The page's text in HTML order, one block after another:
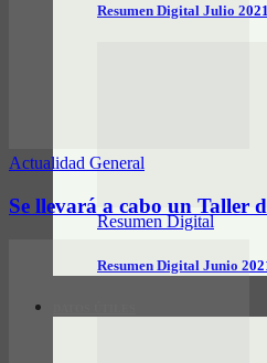
Resumen Digital Julio
Resumen Digital
Resumen Digital Junio
Actualidad General
Se llevará a cabo un Taller